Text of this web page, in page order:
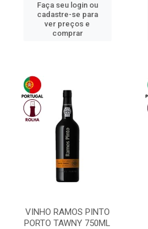
Faça seu login ou
cadastre-se para
ver preços e
comprar
VINHO RAMOS PINTO
PORTO TAWNY 750ML